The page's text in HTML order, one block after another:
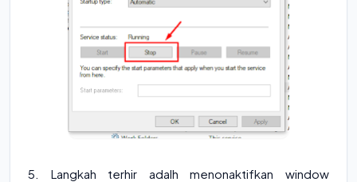
5. Langkah terhir adalh menonaktifkan window